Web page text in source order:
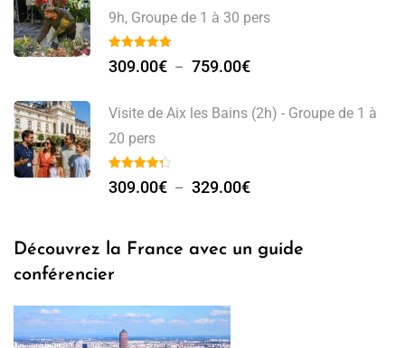
9h, Groupe de 1 à 30 pers
309.00€ – 759.00€
Visite de Aix les Bains (2h) - Groupe de 1 à
20 pers
309.00€ – 329.00€
Découvrez la France avec un guide
conférencier